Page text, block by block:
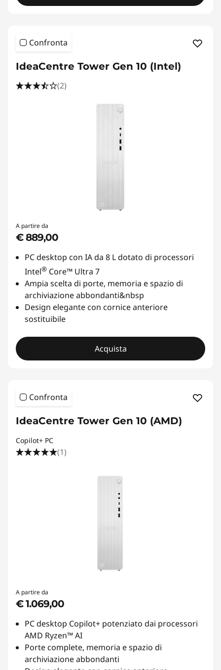
Confronta
IdeaCentre Tower Gen 10 (Intel)
(2)
A partire da
€ 889,00
PC desktop con IA da 8 L dotato di processori
Intel® Core™ Ultra 7
Ampia scelta di porte, memoria e spazio di
archiviazione abbondanti&nbsp
Design elegante con cornice anteriore
sostituibile
Acquista
Confronta
IdeaCentre Tower Gen 10 (AMD)
Copilot+ PC
(1)
A partire da
€ 1.069,00
PC desktop Copilot+ potenziato dai processori
AMD Ryzen™ AI
Porte complete, memoria e spazio di
archiviazione abbondanti